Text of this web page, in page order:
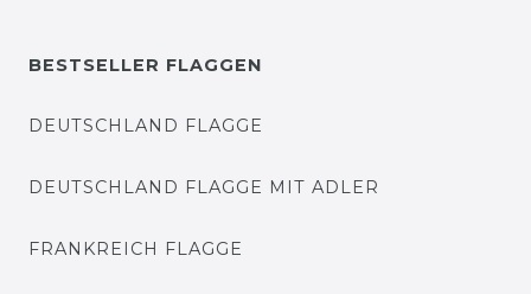
BESTSELLER FLAGGEN
DEUTSCHLAND FLAGGE
DEUTSCHLAND FLAGGE MIT ADLER
FRANKREICH FLAGGE